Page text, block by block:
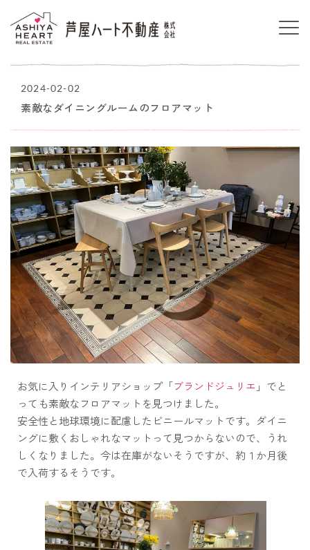
2024-02-02
素敵なダイニングルームのフロアマット
お気に入りインテリアショップ「ブランドジュリエ 」でと
っても素敵なフロアマットを見つけました。
安全性と地球環境に配慮したビニールマットです。ダイニ
ングに敷くおしゃれなマットって見つからないので、うれ
しくなりました。今は在庫がないそうですが、約１か月後
で入荷するそうです。